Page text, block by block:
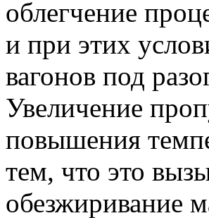
облегчение
и при этих
вагонов под
Увеличение
повышения
тем, что это
обезжиривание